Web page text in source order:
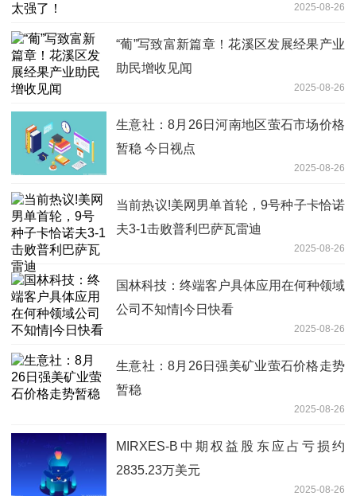
2025-08-26
“葡”写致富新篇章！花溪区发展经果产业
助民增收见闻
2025-08-26
生意社：8月26日河南地区萤石市场价格
暂稳 今日视点
2025-08-26
当前热议!美网男单首轮，9号种子卡恰诺
夫3-1击败普利巴萨瓦雷迪
2025-08-26
国林科技：终端客户具体应用在何种领域
公司不知情|今日快看
2025-08-26
生意社：8月26日强美矿业萤石价格走势
暂稳
2025-08-26
MIRXES-B中期权益股东应占亏损约
2835.23万美元
2025-08-26